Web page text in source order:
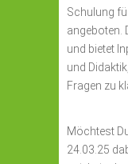
Schulung
angeboten.
und bietet
und
Fragen zu
Möchtest
24.03.25